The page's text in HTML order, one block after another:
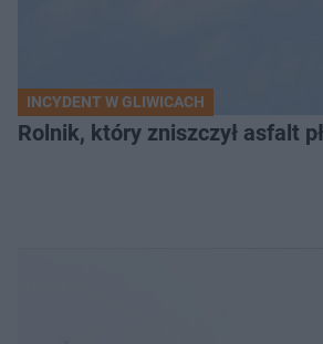
INCYDENT W GLIWICACH
Rolnik, który zniszczył asfalt